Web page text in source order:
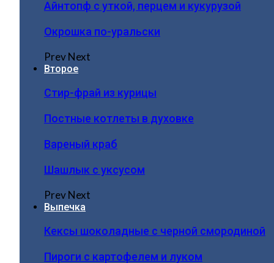
Айнтопф с уткой, перцем и кукурузой
Окрошка по-уральски
PrevNext
Второе
Стир-фрай из курицы
Постные котлеты в духовке
Вареный краб
Шашлык с уксусом
PrevNext
Выпечка
Кексы шоколадные с черной смородиной
Пироги c картофелем и луком